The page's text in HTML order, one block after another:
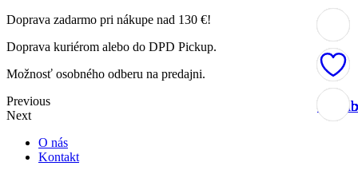
Doprava zadarmo pri nákupe nad 130 €!
Doprava kuriérom alebo do DPD Pickup.
Možnosť osobného odberu na predajni.
Previous
Next
O nás
Kontakt